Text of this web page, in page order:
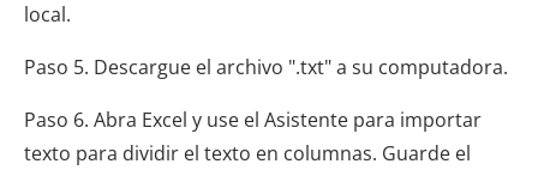
local.
Paso 5. Descargue el archivo ".txt" a su computadora.
Paso 6. Abra Excel y use el Asistente para importar
texto para dividir el texto en columnas. Guarde el